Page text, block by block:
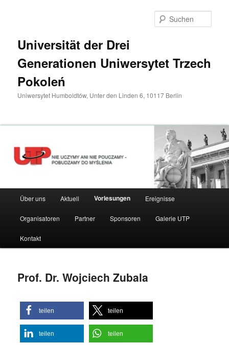
Universität der Drei
Generationen Uniwersytet Trzech
Pokoleń
Uniwersytet Humboldtów, Unter den Linden 6, 10117 Berlin
HauptmenüÜber uns Aktuell Vorlesungen Ereignisse
Organisatoren Partner Sponsoren Galerie UTP
Kontakt
Prof. Dr. Wojciech Zubala
teilen teilen
teilen teilen